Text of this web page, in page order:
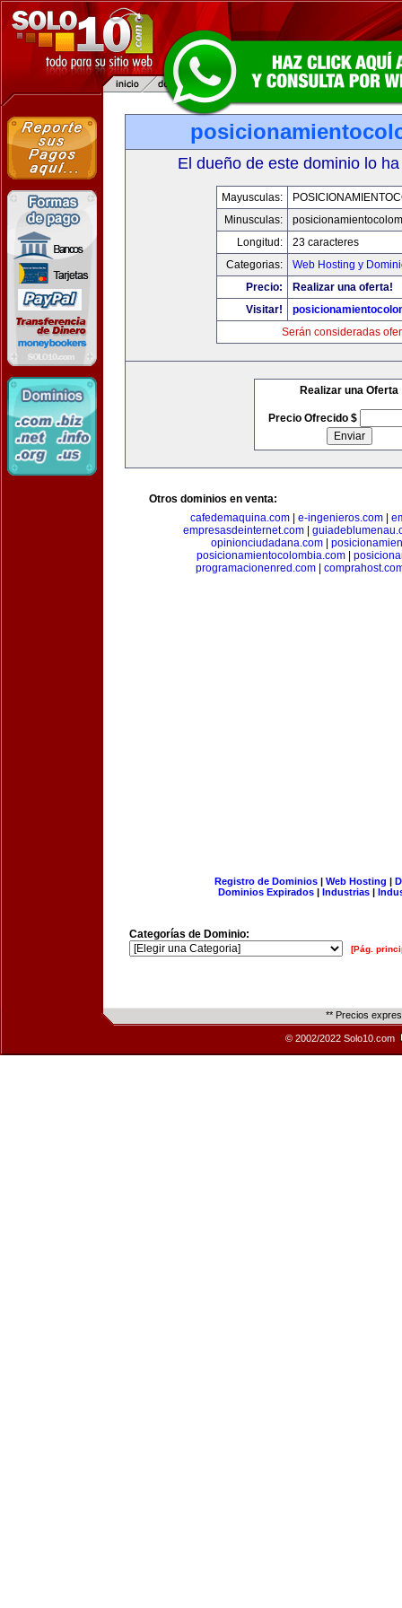
El dueño de este dominio lo
Mayusculas:
Minusculas:
Longitud:
23 caracteres
Categorias:
Web Hosting y
Precio:
Realizar una oferta!
Visitar!
Serán consideradas
Realizar una Oferta
Precio Ofrecido $
Otros dominios en venta:
cafedemaquina.com
e-ingenieros.com
empresasdeinternet.com|
opinionciudadana.com
posicionamientocolombia.com|
programacionenred.com
Registro de Dominios| Web Hosting |
Dominios Expirados | Industrias |
Categorías de Dominio:
[Pág.
** Precios
© 2002/2022 Solo10.com